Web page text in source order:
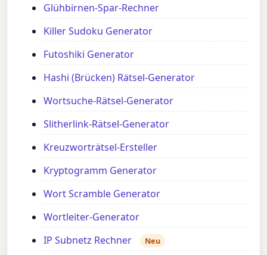
Glühbirnen-Spar-Rechner
Killer Sudoku Generator
Futoshiki Generator
Hashi (Brücken) Rätsel-Generator
Wortsuche-Rätsel-Generator
Slitherlink-Rätsel-Generator
Kreuzworträtsel-Ersteller
Kryptogramm Generator
Wort Scramble Generator
Wortleiter-Generator
IP Subnetz Rechner
Neu